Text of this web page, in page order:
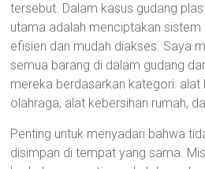
tersebut. Dalam kasus gudang
utama adalah menciptakan sistem
efisien dan mudah diakses. Saya
semua barang di dalam gudang
mereka berdasarkan kategori: alat
olahraga, alat kebersihan rumah,
Penting untuk menyadari bahwa
disimpan di tempat yang sama.